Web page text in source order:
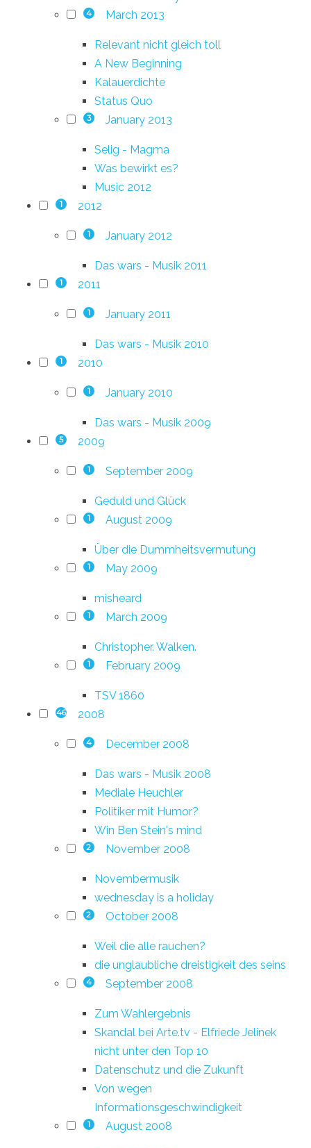
4 March 2013
Relevant nicht gleich toll
A New Beginning
Kalauerdichte
Status Quo
3 January 2013
Selig - Magma
Was bewirkt es?
Music 2012
1 2012
1 January 2012
Das wars - Musik 2011
1 2011
1 January 2011
Das wars - Musik 2010
1 2010
1 January 2010
Das wars - Musik 2009
5 2009
1 September 2009
Geduld und Glück
1 August 2009
Über die Dummheitsvermutung
1 May 2009
misheard
1 March 2009
Christopher. Walken.
1 February 2009
TSV 1860
46 2008
4 December 2008
Das wars - Musik 2008
Mediale Heuchler
Politiker mit Humor?
Win Ben Stein's mind
2 November 2008
Novembermusik
wednesday is a holiday
2 October 2008
Weil die alle rauchen?
die unglaubliche dreistigkeit des seins
4 September 2008
Zum Wahlergebnis
Skandal bei Arte.tv - Elfriede Jelinek
nicht unter den Top 10
Datenschutz und die Zukunft
Von wegen
Informationsgeschwindigkeit
1 August 2008